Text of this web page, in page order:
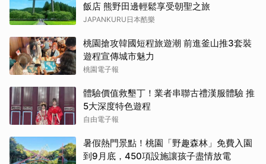
飯店 熊野田邊輕鬆享受朝聖之旅
JAPANKURU日本酷樂
桃園搶攻韓國短程旅遊潮 前進釜山推3套裝
遊程宣傳城市魅力
桃園電子報
體驗價值救墾丁！業者串聯古禮漢服體驗 推
5大深度特色遊程
自由電子報
暑假熱門景點！桃園「野趣森林」免費入園
到9月底，450項設施讓孩子盡情放電